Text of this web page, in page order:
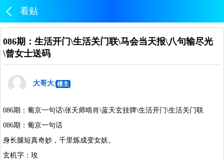
看贴
086期：生活开门\生活关门联\马会当天报\八句输尽光
\曾女士送码
大哥大 楼主
086期：葡京一句话\张天师啃肖\蓝天玄挂牌\生活开门\生活关门联
086期：葡京一句话
身长腿短真奇妙，千里炼成变女妖。
玄机字：玫